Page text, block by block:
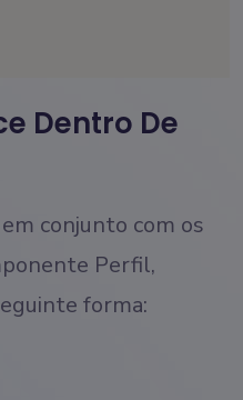
Dentro De
conjunto com os
Perfil,
forma: